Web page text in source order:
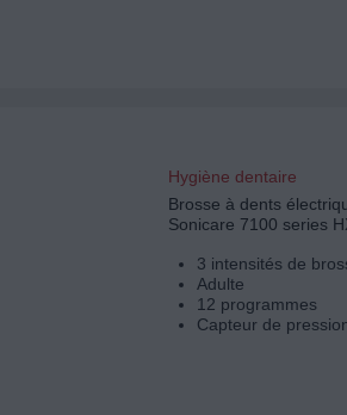
Hygiène dentaire
Brosse à dents
Sonicare 7100 series
3 intensités de
Adulte
12 programmes
Capteur de